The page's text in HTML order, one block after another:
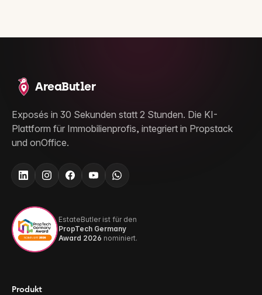
AreaButler
Exposés in 30 Sekunden statt 2 Stunden. Die KI-
Plattform für Immobilienprofis, integriert in Propstack
und onOffice.
EstateButler ist für den
PropTech Germany
Award 2026 nominiert.
Produkt